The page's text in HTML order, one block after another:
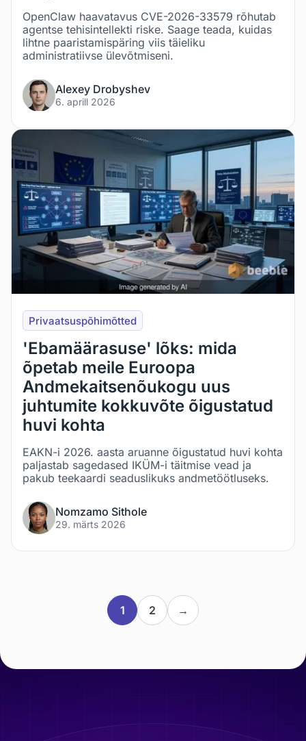
OpenClaw haavatavus CVE-2026-33579 rõhutab
agentse tehisintellekti riske. Saage teada, kuidas
lihtne paaristamispäring viis täieliku
administratiivse ülevõtmiseni.
Alexey Drobyshev
6. aprill 2026
Privaatsuspõhimõtted
'Ebamäärasuse' lõks: mida
õpetab meile Euroopa
Andmekaitsenõukogu uus
juhtumite kokkuvõte õigustatud
huvi kohta
EAKN-i 2026. aasta aruanne õigustatud huvi kohta
paljastab sagedased IKÜM-i täitmise vead ja
pakub teekaardi seaduslikuks andmetöötluseks.
Nomzamo Sithole
29. märts 2026
1 2 →